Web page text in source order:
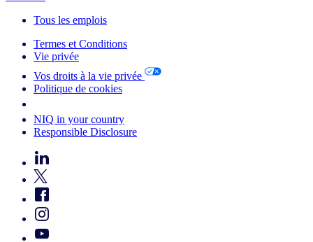
Tous les emplois
Termes et Conditions
Vie privée
Vos droits à la vie privée
Politique de cookies
NIQ in your country
Responsible Disclosure